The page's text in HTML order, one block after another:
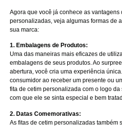
Agora que você já conhece as vantagens
personalizadas, veja algumas formas de
sua marca:
1. Embalagens de Produtos:
Uma das maneiras mais eficazes de
embalagens de seus produtos. Ao
abertura, você cria uma experiência
consumidor ao receber um presente ou
fita de cetim personalizada com o logo
com que ele se sinta especial e bem
2. Datas Comemorativas:
As fitas de cetim personalizadas também